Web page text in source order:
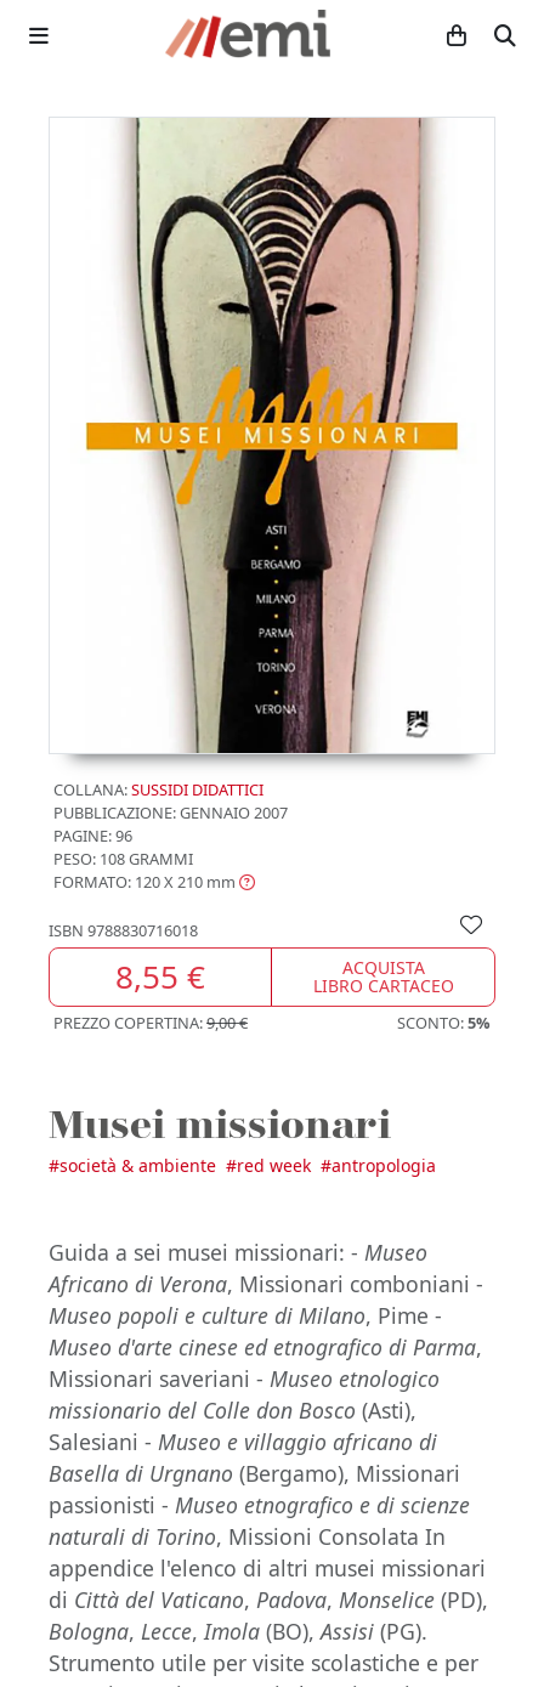
COLLANA:SUSSIDI DIDATTICI
PUBBLICAZIONE:GENNAIO 2007
PAGINE: 96
PESO: 108 GRAMMI
FORMATO: 120 X 210 mm
ISBN 9788830716018
8,55 € ACQUISTA
LIBRO CARTACEO
PREZZO COPERTINA:9,00 € SCONTO:5%
Musei missionari
#società & ambiente #red week #antropologia
Guida a sei musei missionari: - Museo
Africano di Verona, Missionari comboniani -
Museo popoli e culture di Milano, Pime -
Museo d'arte cinese ed etnografico di Parma,
Missionari saveriani - Museo etnologico
missionario del Colle don Bosco (Asti),
Salesiani - Museo e villaggio africano di
Basella di Urgnano (Bergamo), Missionari
passionisti - Museo etnografico e di scienze
naturali di Torino, Missioni Consolata In
appendice l'elenco di altri musei missionari
di Città del Vaticano, Padova, Monselice (PD),
Bologna, Lecce,Imola (BO),Assisi (PG).
Strumento utile per visite scolastiche e per